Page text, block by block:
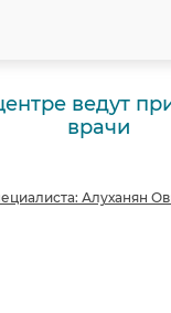
ведут
врачи